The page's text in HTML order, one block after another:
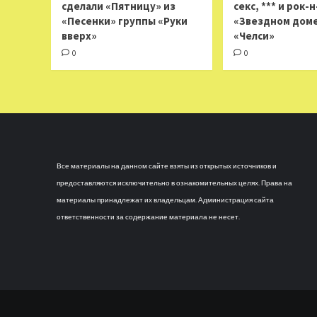
сделали «Пятницу» из
«Песенки» группы «Руки
вверх»
0
секс, *** и рок-
«Звездном
«Челси»
0
Все материалы на данном сайте взяты из открытых источников и
предоставляются исключительно в ознакомительных целях. Права на
материалы принадлежат их владельцам. Администрация сайта
ответственности за содержание материала не несет.